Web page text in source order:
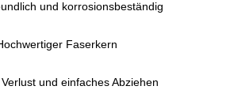
und korrosionsbeständig
Faserkern
und einfaches Abziehen